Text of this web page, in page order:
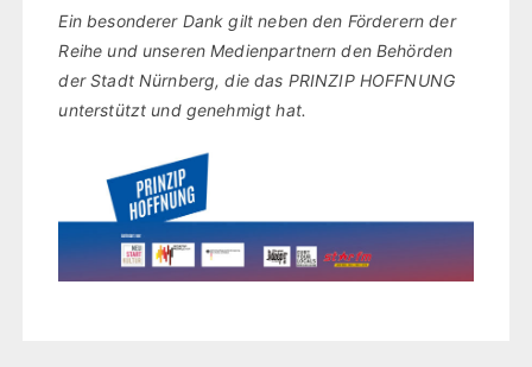
Ein besonderer Dank gilt neben den Förderern der
Reihe und unseren Medienpartnern den Behörden
der Stadt Nürnberg, die das PRINZIP HOFFNUNG
unterstützt und genehmigt hat.